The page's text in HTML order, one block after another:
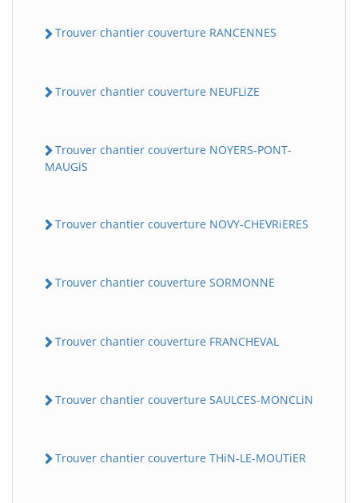
Trouver chantier couverture RANCENNES
Trouver chantier couverture NEUFLiZE
Trouver chantier couverture NOYERS-PONT-
MAUGiS
Trouver chantier couverture NOVY-CHEVRiERES
Trouver chantier couverture SORMONNE
Trouver chantier couverture FRANCHEVAL
Trouver chantier couverture SAULCES-MONCLiN
Trouver chantier couverture THiN-LE-MOUTiER